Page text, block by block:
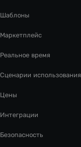
Шаблоны
Маркетплейс
Реальное время
Сценарии использования
Цены
Интеграции
Безопасность